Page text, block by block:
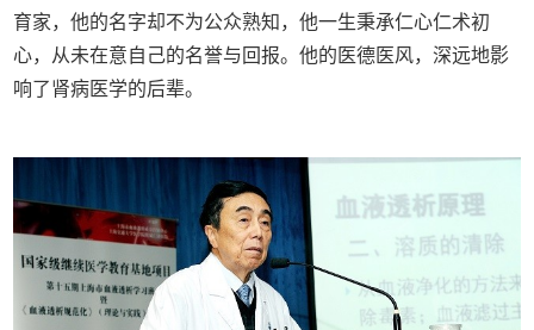
育家，他的名字却不为公众熟知，他一生秉承仁心仁术初
心，从未在意自己的名誉与回报。他的医德医风，深远地影
响了肾病医学的后辈。